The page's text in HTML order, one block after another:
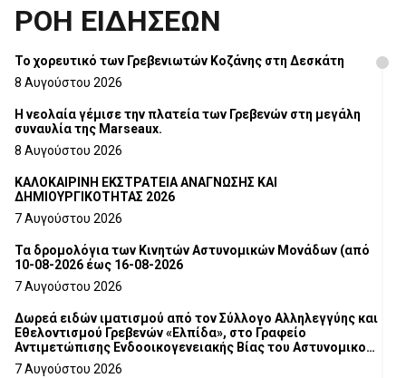
ΡΟΗ ΕΙΔΗΣΕΩΝ
Το χορευτικό των Γρεβενιωτών Κοζάνης στη Δεσκάτη
8 Αυγούστου 2026
Η νεολαία γέμισε την πλατεία των Γρεβενών στη μεγάλη
συναυλία της Marseaux.
8 Αυγούστου 2026
ΚΑΛΟΚΑΙΡΙΝΗ ΕΚΣΤΡΑΤΕΙΑ ΑΝΑΓΝΩΣΗΣ ΚΑΙ
ΔΗΜΙΟΥΡΓΙΚΟΤΗΤΑΣ 2026
7 Αυγούστου 2026
Τα δρομολόγια των Κινητών Αστυνομικών Μονάδων (από
10-08-2026 έως 16-08-2026
7 Αυγούστου 2026
Δωρεά ειδών ιματισμού από τον Σύλλογο Αλληλεγγύης και
Εθελοντισμού Γρεβενών «Ελπίδα», στο Γραφείο
Αντιμετώπισης Ενδοοικογενειακής Βίας του Αστυνομικού
Τμήματος Γρεβενών
7 Αυγούστου 2026